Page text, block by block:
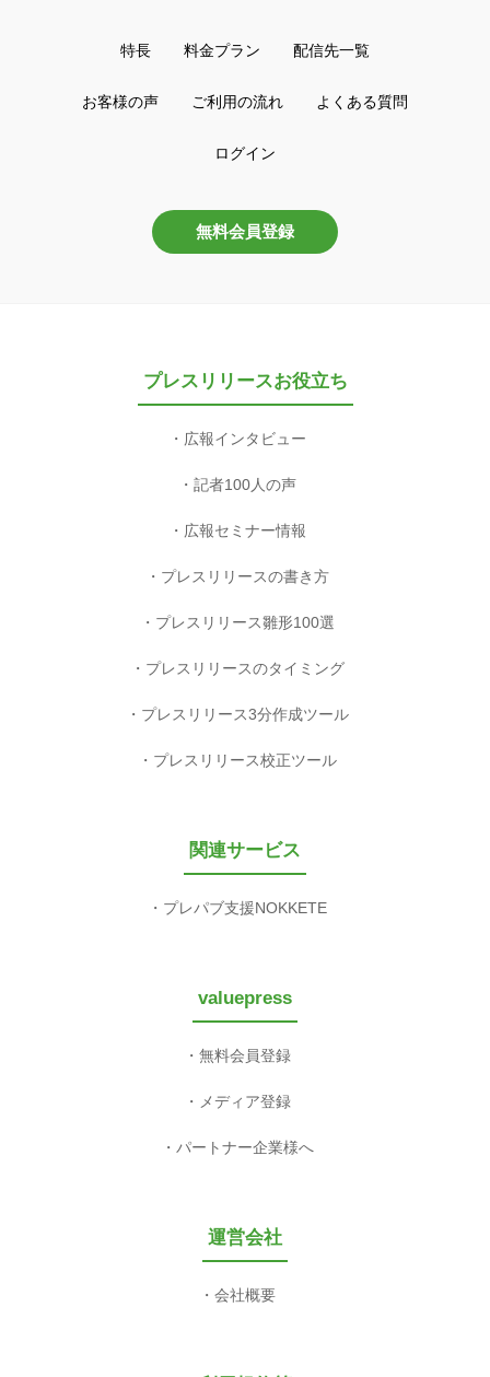
特長 料金プラン 配信先一覧
お客様の声 ご利用の流れ よくある質問
ログイン
無料会員登録
プレスリリースお役立ち
広報インタビュー
記者100人の声
広報セミナー情報
プレスリリースの書き方
プレスリリース雛形100選
プレスリリースのタイミング
プレスリリース3分作成ツール
プレスリリース校正ツール
関連サービス
プレパブ支援NOKKETE
valuepress
無料会員登録
メディア登録
パートナー企業様へ
運営会社
会社概要